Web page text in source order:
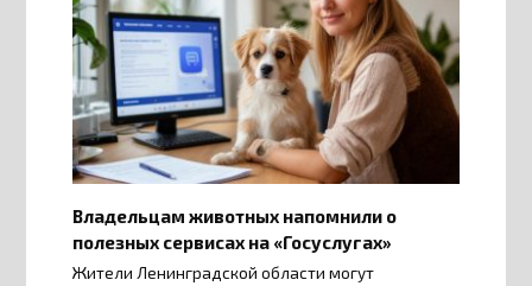
Владельцам животных напомнили о
полезных сервисах на «Госуслугах»
Жители Ленинградской области могут